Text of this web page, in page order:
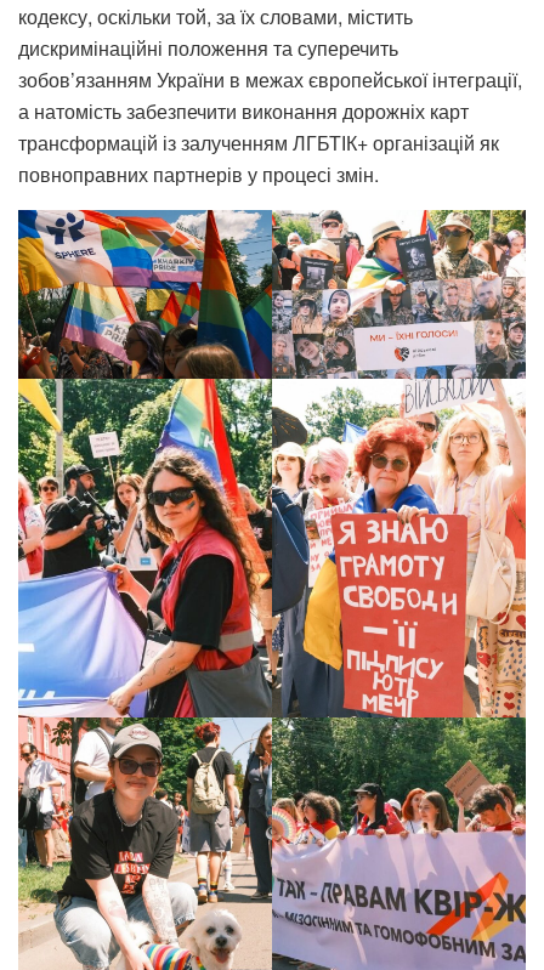
кодексу, оскільки той, за їх словами, містить
дискримінаційні положення та суперечить
зобов’язанням України в межах європейської інтеграції,
а натомість забезпечити виконання дорожніх карт
трансформацій із залученням ЛГБТІК+ організацій як
повноправних партнерів у процесі змін.